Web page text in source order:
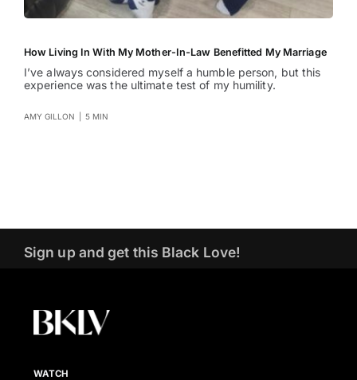
How Living In With My Mother-In-Law Benefitted My Marriage
I’ve always considered myself a humble person, but this
experience was the ultimate test of my humility.
AMY GILLON 5 MIN
Sign up and get this Black Love!
WATCH